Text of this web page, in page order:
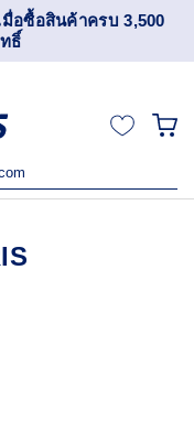
อซื้อสินค้าครบ 3,500
ธิ์